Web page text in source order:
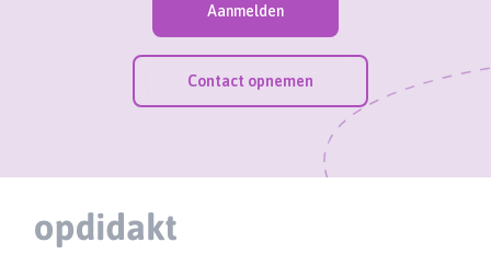
Aanmelden
Contact opnemen